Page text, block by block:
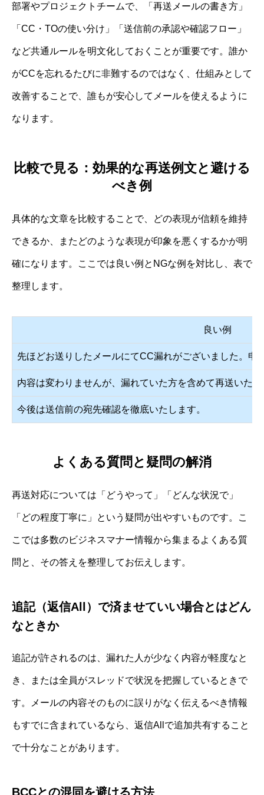
部署やプロジェクトチームで、「再送メールの書き方」
「CC・TOの使い分け」「送信前の承認や確認フロー」
など共通ルールを明文化しておくことが重要です。誰か
がCCを忘れるたびに非難するのではなく、仕組みとして
改善することで、誰もが安心してメールを使えるように
なります。
比較で見る：効果的な再送例文と避ける
べき例
具体的な文章を比較することで、どの表現が信頼を維持
できるか、またどのような表現が印象を悪くするかが明
確になります。ここでは良い例とNGな例を対比し、表で
整理します。
良い例
先ほどお送りしたメールにてCC漏れがございました。申
内容は変わりませんが、漏れていた方を含めて再送いた
今後は送信前の宛先確認を徹底いたします。
よくある質問と疑問の解消
再送対応については「どうやって」「どんな状況で」
「どの程度丁寧に」という疑問が出やすいものです。こ
こでは多数のビジネスマナー情報から集まるよくある質
問と、その答えを整理してお伝えします。
追記（返信All）で済ませていい場合とはどん
なときか
追記が許されるのは、漏れた人が少なく内容が軽度なと
き、または全員がスレッドで状況を把握しているときで
す。メールの内容そのものに誤りがなく伝えるべき情報
もすでに含まれているなら、返信Allで追加共有すること
で十分なことがあります。
BCCとの混同を避ける方法